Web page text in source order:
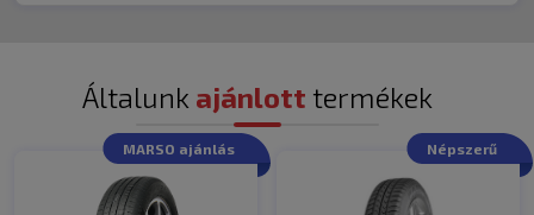
80
1986-1990
Volkswagen
Golf
1986-1990
Általunk ajánlott termékek
MARSO ajánlás Népszerű